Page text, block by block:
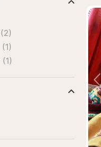
(2)
(1)
(1)